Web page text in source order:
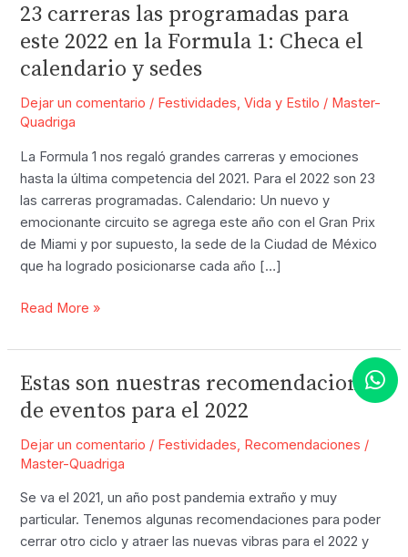
23 carreras las programadas para
este 2022 en la Formula 1: Checa el
calendario y sedes
Dejar un comentario / Festividades,Vida y Estilo / Master-
Quadriga
La Formula 1 nos regaló grandes carreras y emociones
hasta la última competencia del 2021. Para el 2022 son 23
las carreras programadas. Calendario: Un nuevo y
emocionante circuito se agrega este año con el Gran Prix
de Miami y por supuesto, la sede de la Ciudad de México
que ha logrado posicionarse cada año […]
23
las
programadas
para
este
2022
en
Formula
1:
Checa
Read More »
Estas son nuestras recomendaciones
de eventos para el 2022
Dejar un comentario / Festividades, Recomendaciones /
Master-Quadriga
Se va el 2021, un año post pandemia extraño y muy
particular. Tenemos algunas recomendaciones para poder
cerrar otro ciclo y atraer las nuevas vibras para el 2022 y